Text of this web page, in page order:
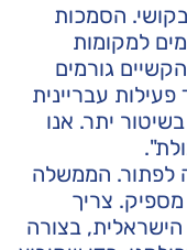
הסמכות
למקומות
גורמים
עבריינית
יתר. אנו
לפתור. הממשלה
צריך
בצורה